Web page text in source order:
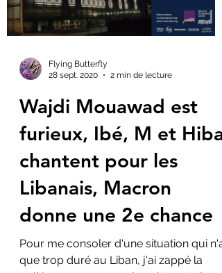
Load video
Flying Butterfly
Wajdi Mouawad est
furieux, Ibé, M et Hiba
chantent pour les